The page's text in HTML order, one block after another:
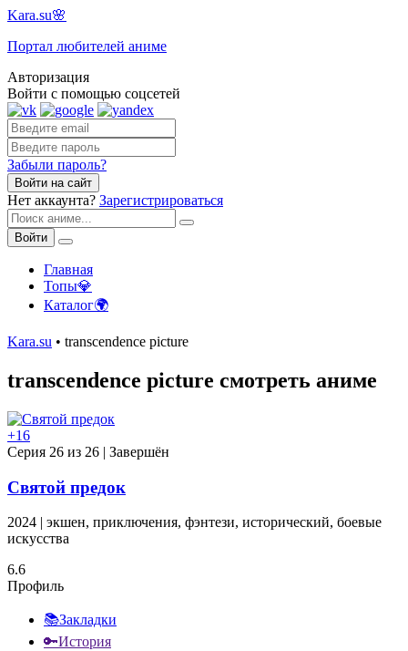
Kara.su🌸
Портал любителей аниме
Авторизация
Войти с помощью соцсетей
Забыли пароль?
Войти на сайт
Нет аккаунта? Зарегистрироваться
Войти
Главная
Топы💎
Каталог🌍
Kara.su • transcendence picture
transcendence picture смотреть аниме
+16
Cерия 26 из 26 | Завершён
Святой предок
2024 | экшен, приключения, фэнтези, исторический, боевые
искусства
6.6
Профиль
📚Закладки
🔑История